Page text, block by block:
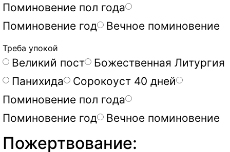
Поминовение пол года
Поминовение год
Вечное поминовение
Треба упокой
Великий пост
Божественная Литургия
Панихида
Сорокоуст 40 дней
Поминовение пол года
Поминовение год
Вечное поминовение
Пожертвование: